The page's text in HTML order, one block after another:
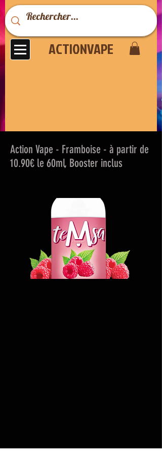
ACTIONVAPE
Action Vape - Framboise - à partir de
10.90€ le 60ml, Booster inclus